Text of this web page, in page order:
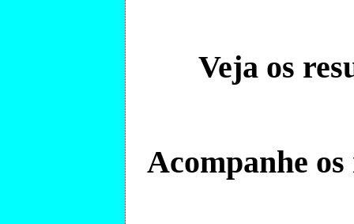
Veja os
Acompanhe